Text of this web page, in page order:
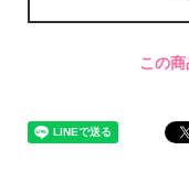
この